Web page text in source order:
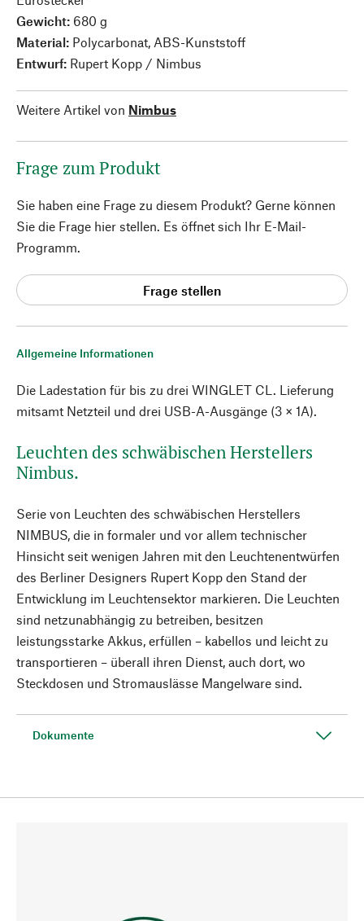
Allgemeine Informationen
Die Ladestation für bis zu drei WINGLET CL. Lieferung
mitsamt Netzteil und drei USB-A-Ausgänge (3 × 1A).
Leuchten des schwäbischen Herstellers
Nimbus.
Serie von Leuchten des schwäbischen Herstellers
NIMBUS, die in formaler und vor allem technischer
Hinsicht seit wenigen Jahren mit den Leuchtenentwürfen
des Berliner Designers Rupert Kopp den Stand der
Entwicklung im Leuchtensektor markieren. Die Leuchten
sind netzunabhängig zu betreiben, besitzen
leistungsstarke Akkus, erfüllen – kabellos und leicht zu
transportieren – überall ihren Dienst, auch dort, wo
Steckdosen und Stromauslässe Mangelware sind.
Dokumente
Gewicht: 680 g
Material: Polycarbonat, ABS-Kunststoff
Entwurf: Rupert Kopp / Nimbus
Weitere Artikel von Nimbus
Frage zum Produkt
Sie haben eine Frage zu diesem Produkt? Gerne können
Sie die Frage hier stellen. Es öffnet sich Ihr E-Mail-
Programm.
Frage stellen